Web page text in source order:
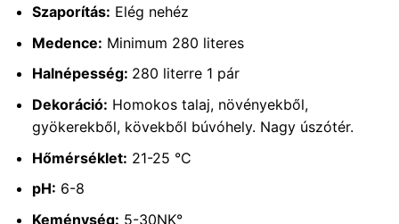
Szaporítás: Elég nehéz
Medence: Minimum 280 literes
Halnépesség: 280 literre 1 pár
Dekoráció: Homokos talaj, növényekből,
gyökerekből, kövekből búvóhely. Nagy úszótér.
Hőmérséklet: 21-25 °C
pH: 6-8
Keménység: 5-30NK°